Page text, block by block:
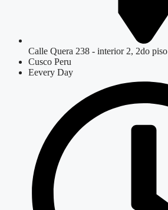
Calle Quera 238 - interior 2, 2do piso
Cusco Peru
Eevery Day